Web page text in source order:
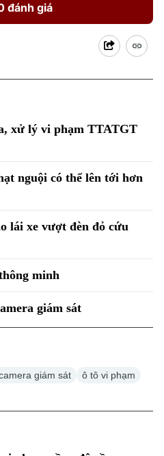
đánh giá
xử lý vi phạm TTATGT
nguội có thể lên tới hơn
lái xe vượt đèn đỏ cứu
minh
giám sát
giám sát
ô tô vi phạm